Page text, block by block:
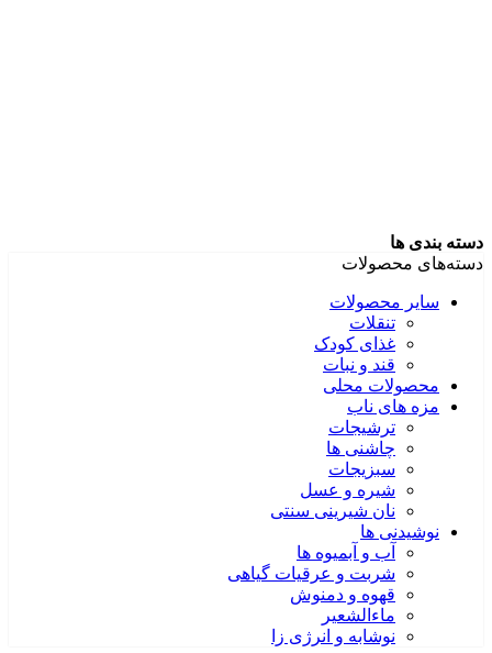
دسته بندی ها
دسته‌های محصولات
سایر محصولات
تنقلات
غذای کودک
قند و نبات
محصولات محلی
مزه های ناب
ترشیجات
چاشنی ها
سبزیجات
شیره و عسل
نان شیرینی سنتی
نوشیدنی ها
آب و آبمیوه ها
شربت و عرقیات گیاهی
قهوه و دمنوش
ماءالشعیر
نوشابه و انرژی زا